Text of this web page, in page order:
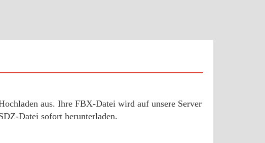
aus. Ihre FBX-Datei wird auf unsere Server
Datei sofort herunterladen.